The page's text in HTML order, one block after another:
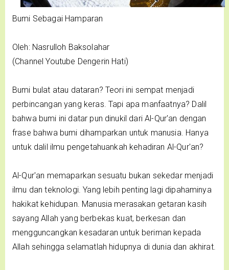
Bumi Sebagai Hamparan
Oleh: Nasrulloh Baksolahar
(Channel Youtube Dengerin Hati)
Bumi bulat atau dataran? Teori ini sempat menjadi
perbincangan yang keras. Tapi apa manfaatnya? Dalil
bahwa bumi ini datar pun dinukil dari Al-Qur'an dengan
frase bahwa bumi dihamparkan untuk manusia. Hanya
untuk dalil ilmu pengetahuankah kehadiran Al-Qur'an?
Al-Qur'an memaparkan sesuatu bukan sekedar menjadi
ilmu dan teknologi. Yang lebih penting lagi dipahaminya
hakikat kehidupan. Manusia merasakan getaran kasih
sayang Allah yang berbekas kuat, berkesan dan
mengguncangkan kesadaran untuk beriman kepada
Allah sehingga selamatlah hidupnya di dunia dan akhirat.